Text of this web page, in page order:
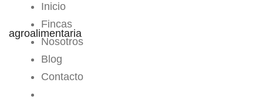
Inicio
Fincas
Nosotros
Blog
Contacto